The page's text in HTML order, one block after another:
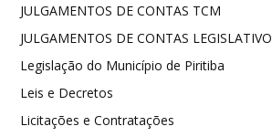
JULGAMENTOS DE CONTAS TCM
JULGAMENTOS DE CONTAS LEGISLATIVO
Legislação do Município de Piritiba
Leis e Decretos
Licitações e Contratações